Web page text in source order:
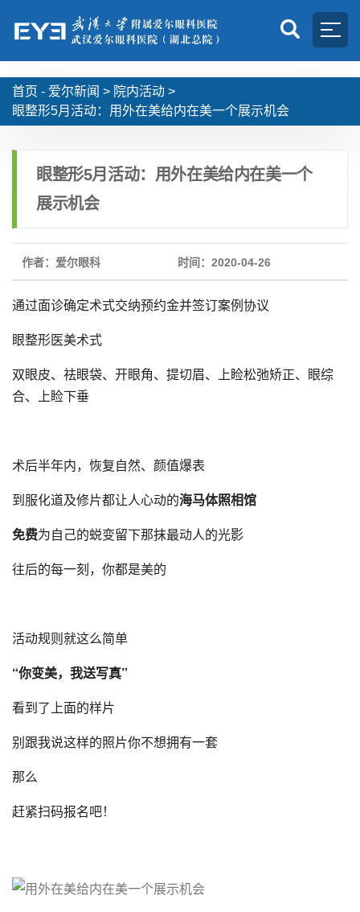
首页 - 爱尔新闻 > 院内活动 >
眼整形5月活动：用外在美给内在美一个展示机会
眼整形5月活动：用外在美给内在美一个
展示机会
作者：爱尔眼科 时间：2020-04-26
通过面诊确定术式交纳预约金并签订案例协议
眼整形医美术式
双眼皮、祛眼袋、开眼角、提切眉、上睑松弛矫正、眼综
合、上睑下垂
术后半年内，恢复自然、颜值爆表
到服化道及修片都让人心动的海马体照相馆
免费为自己的蜕变留下那抹最动人的光影
往后的每一刻，你都是美的
活动规则就这么简单
“你变美，我送写真”
看到了上面的样片
别跟我说这样的照片你不想拥有一套
那么
赶紧扫码报名吧！